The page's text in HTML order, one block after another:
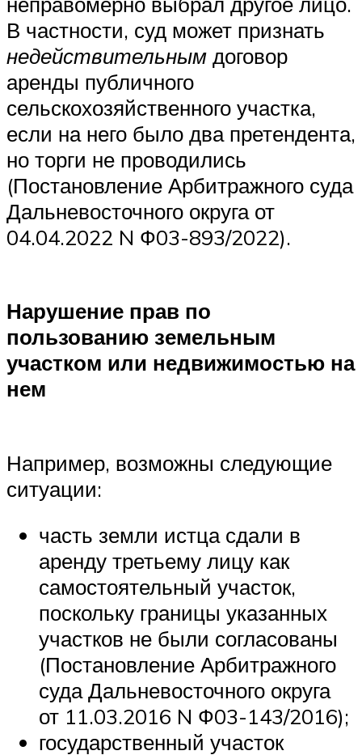
В частности, суд может признать
недействительным договор
аренды публичного
сельскохозяйственного участка,
если на него было два претендента,
но торги не проводились
(Постановление Арбитражного суда
Дальневосточного округа от
04.04.2022 N Ф03-893/2022).
Нарушение прав по
пользованию земельным
участком или недвижимостью на
нем
Например, возможны следующие
ситуации:
часть земли истца сдали в
аренду третьему лицу как
самостоятельный участок,
поскольку границы указанных
участков не были согласованы
(Постановление Арбитражного
суда Дальневосточного округа
от 11.03.2016 N Ф03-143/2016);
государственный участок